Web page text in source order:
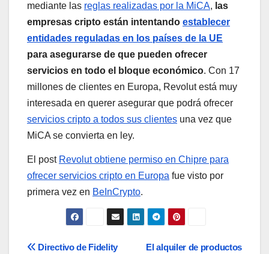
mediante las reglas realizadas por la MiCA, las
empresas cripto están intentando establecer
entidades reguladas en los países de la UE
para asegurarse de que pueden ofrecer
servicios en todo el bloque económico. Con 17
millones de clientes en Europa, Revolut está muy
interesada en querer asegurar que podrá ofrecer
servicios cripto a todos sus clientes una vez que
MiCA se convierta en ley.
El post Revolut obtiene permiso en Chipre para
ofrecer servicios cripto en Europa fue visto por
primera vez en BeInCrypto.
El alquiler de productos
Directivo de Fidelity